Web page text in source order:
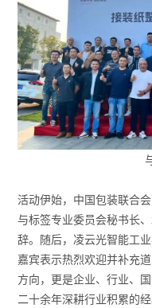
活动伊始，中国包装联合
与标签专业委员会秘书长
辞。随后，凌云光智能工
嘉宾表示热烈欢迎并补充
方向，更是企业、行业、
二十余年深耕行业积累的